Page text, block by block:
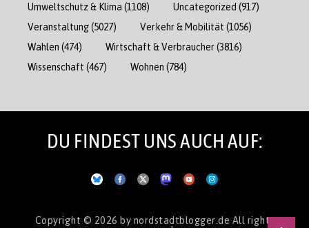
Umweltschutz & Klima (1108) Uncategorized (917)
Veranstaltung(5027) Verkehr & Mobilität (1056)
Wahlen (474) Wirtschaft & Verbraucher(3816)
Wissenschaft (467) Wohnen (784)
DU FINDEST UNS AUCH AUF:
Copyright © 2026 by nordstadtblogger.de All rights